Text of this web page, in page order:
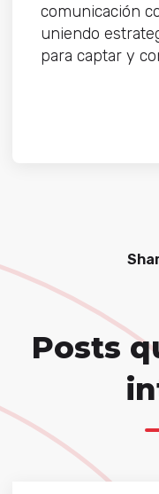
comunicación
uniendo
para captar y
Posts